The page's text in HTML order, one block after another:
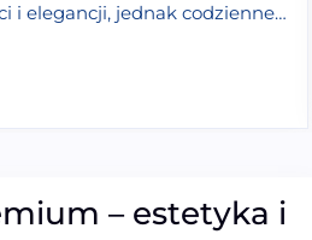
szkła, grubości w mm i
i elegancji, jednak codzienne
szkło bez zacieków: Czym
– estetyka i